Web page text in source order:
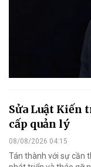
Sửa Luật Kiến
cấp quản lý
08/08/2026 04:15
Tán thành với sự cần